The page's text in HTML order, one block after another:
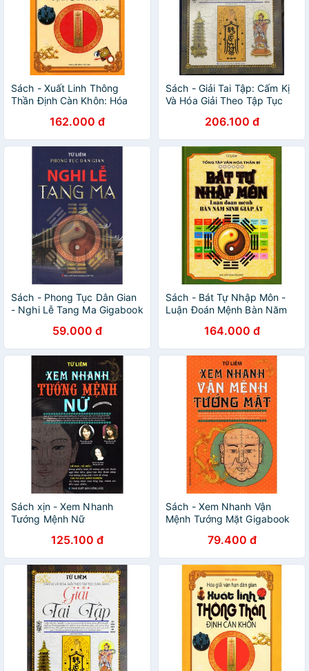
Sách - Xuất Linh Thông
Thần Định Càn Khôn: Hóa
nguyetlinhbook
162.000 đ
Sách - Giải Tai Tập: Cấm Kị
Và Hóa Giải Theo Tập Tục
206.100 đ
Sách - Phong Tục Dân Gian
- Nghi Lễ Tang Ma Gigabook
59.000 đ
Sách - Bát Tự Nhập Môn -
Luận Đoán Mệnh Bàn Năm
164.000 đ
Sách xịn - Xem Nhanh
Tướng Mệnh Nữ
125.100 đ
Sách - Xem Nhanh Vận
Mệnh Tướng Mặt Gigabook
79.400 đ